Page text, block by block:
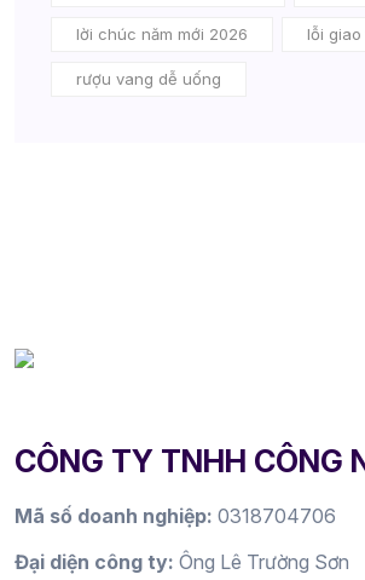
lời chúc năm mới 2026 lỗi
rượu vang dễ uống
CÔNG TY TNHH CÔNG
Mã số doanh nghiệp: 0318704706
Đại diện công ty: Ông Lê Trường Sơn